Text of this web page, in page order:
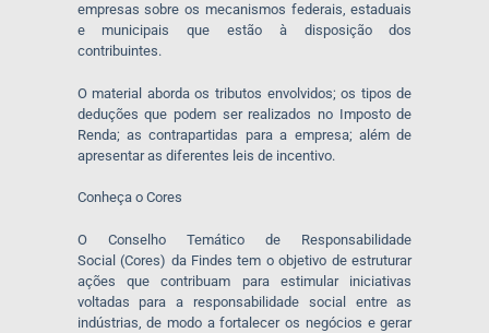
empresas sobre os mecanismos federais, estaduais
e municipais que estão à disposição dos
contribuintes.
O material aborda os tributos envolvidos; os tipos de
deduções que podem ser realizados no Imposto de
Renda; as contrapartidas para a empresa; além de
apresentar as diferentes leis de incentivo.
Conheça o Cores
O Conselho Temático de Responsabilidade
Social (Cores) da Findes tem o objetivo de estruturar
ações que contribuam para estimular iniciativas
voltadas para a responsabilidade social entre as
indústrias, de modo a fortalecer os negócios e gerar